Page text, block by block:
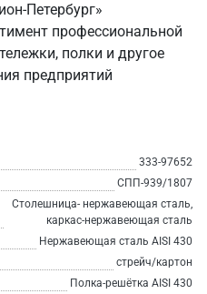
Петербург»
профессиональной
полки и другое
предприятий
333-97652
СПП-939/1807
Столешница- нержавеющая сталь,
каркас-нержавеющая сталь
Нержавеющая сталь AISI 430
стрейч/картон
Полка-решётка AISI 430